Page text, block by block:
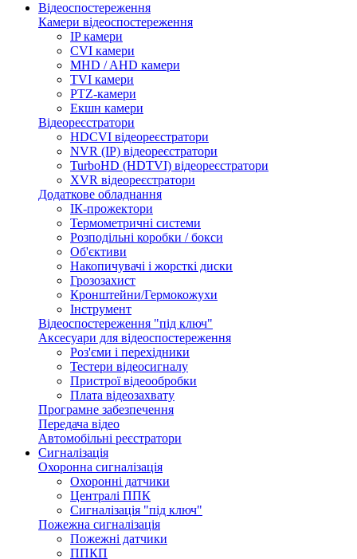
Відеоспостереження
Камери відеоспостереження
IP камери
CVI камери
MHD / AHD камери
TVI камери
PTZ-камери
Екшн камери
Відеореєстратори
HDCVI відеореєстратори
NVR (IP) відеореєстратори
TurboHD (HDTVI) відеореєстратори
XVR відеореєстратори
Додаткове обладнання
ІК-прожектори
Термометричні системи
Розподільні коробки / бокси
Об'єктиви
Накопичувачі і жорсткі диски
Грозозахист
Кронштейни/Гермокожухи
Інструмент
Відеоспостереження "під ключ"
Аксесуари для відеоспостереження
Роз'єми і перехідники
Тестери відеосигналу
Пристрої відеообробки
Плата відеозахвату
Програмне забезпечення
Передача відео
Автомобільні реєстратори
Сигналізація
Охоронна сигналізація
Охоронні датчики
Централі ППК
Сигналізація "під ключ"
Пожежна сигналізація
Пожежні датчики
ППКП